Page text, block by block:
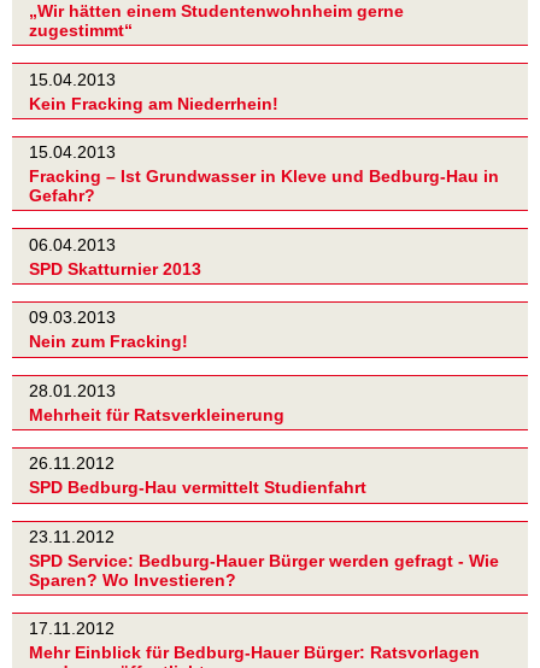
„Wir hätten einem Studentenwohnheim gerne
zugestimmt“
15.04.2013
Kein Fracking am Niederrhein!
15.04.2013
Fracking – Ist Grundwasser in Kleve und Bedburg-Hau in
Gefahr?
06.04.2013
SPD Skatturnier 2013
09.03.2013
Nein zum Fracking!
28.01.2013
Mehrheit für Ratsverkleinerung
26.11.2012
SPD Bedburg-Hau vermittelt Studienfahrt
23.11.2012
SPD Service: Bedburg-Hauer Bürger werden gefragt - Wie
Sparen? Wo Investieren?
17.11.2012
Mehr Einblick für Bedburg-Hauer Bürger: Ratsvorlagen